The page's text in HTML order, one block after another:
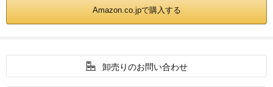
Amazon.co.jpで購入する
 卸売りのお問い合わせ